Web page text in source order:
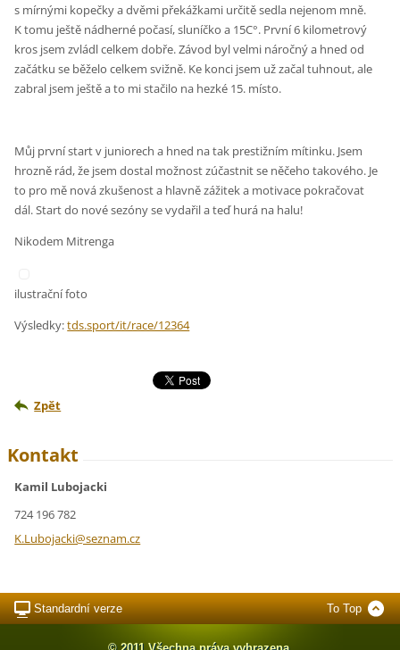
s mírnými kopečky a dvěmi překážkami určitě sedla nejenom mně.
K tomu ještě nádherné počasí, sluníčko a 15 °C. První 6 kilometrový
kros jsem zvládl celkem dobře. Závod byl velmi náročný a hned od
začátku se běželo celkem svižně. Ke konci jsem už začal tuhnout, ale
zabral jsem ještě a to mi stačilo na hezké 15. místo.
Můj první start v juniorech a hned na tak prestižním mítinku. Jsem
hrozně rád, že jsem dostal možnost zúčastnit se něčeho takového. Je
to pro mě nová zkušenost a hlavně zážitek a motivace pokračovat
dál. Start do nové sezóny se vydařil a teď hurá na halu!
Nikodem Mitrenga
ilustrační foto
Výsledky:tds.sport/it/race/12364
Zpět
Kontakt
Kamil Lubojacki
724 196 782
K.Lubojacki@seznam.cz
Standardní verze To Top